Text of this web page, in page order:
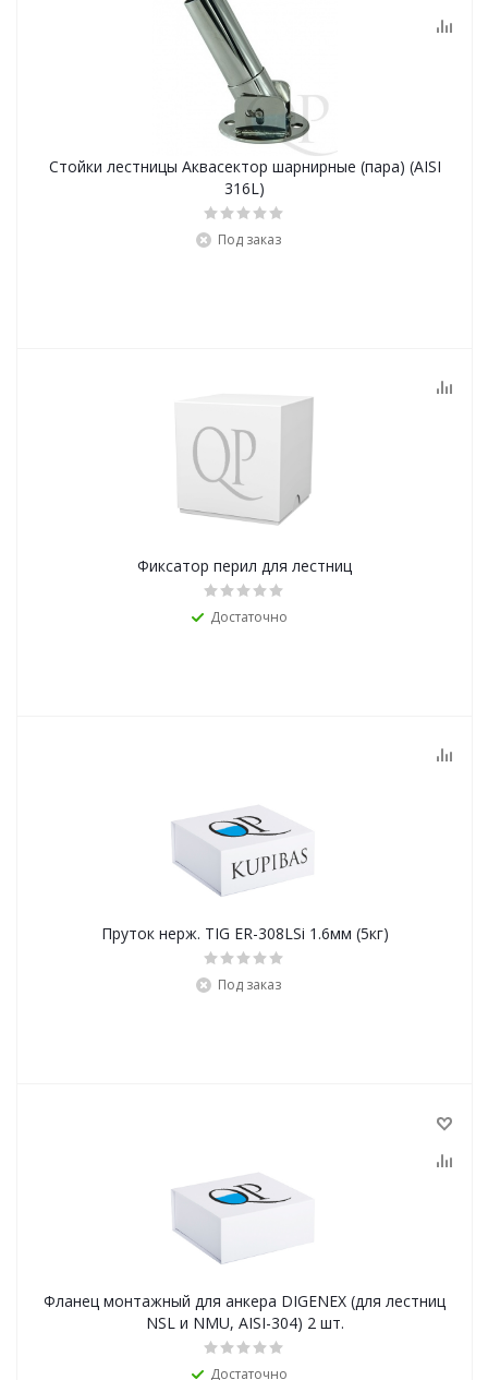
Стойки лестницы Аквасектор шарнирные (пара) (AISI
316L)
Под заказ
Фиксатор перил для лестниц
Достаточно
Пруток нерж. TIG ER-308LSi 1.6мм (5кг)
Под заказ
Фланец монтажный для анкера DIGENEX (для лестниц
NSL и NMU, AISI-304) 2 шт.
Достаточно